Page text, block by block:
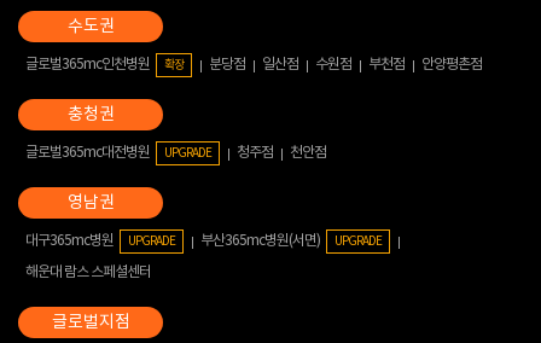
글로벌365mc인천병원 확장 분당점 일산점 수원점 부천점 안양평촌점
글로벌365mc대전병원 UPGRADE 청주점 천안점
대구365mc병원 UPGRADE 부산365mc병원(서면) UPGRADE
해운대 람스 스페셜센터